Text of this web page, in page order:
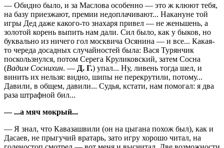
— Обидно было, и за Маслова особенно — это ж клюют тебя,
на базу приезжают, премии недоплачивают... Накануне той
игры Дед даже какого-то знахаря привел — не женьшень, а
золотой корень выпить нам дали. Сил было, как у быков, но
буквально из ничего гол москвича Осянина — и все... Какая-
то череда досадных случайностей была: Вася Турянчик
поскользнулся, потом Серега Круликовский, затем Сосна
(Вадим Соснихин. — Д. Г.) упал... Ну, ливень тогда шел, и
винить их нельзя: видно, шипы не перекрутили, потому...
Давили, в общем, давили... Судья, кстати, нам помогал: я два
раза штрафной бил...
— ...а мяч мокрый...
— Я знал, что Кавазашвили (он на цыгана похож был), как и
Дасаев, не прыгучий вратарь, зато игру хорошо читал, на